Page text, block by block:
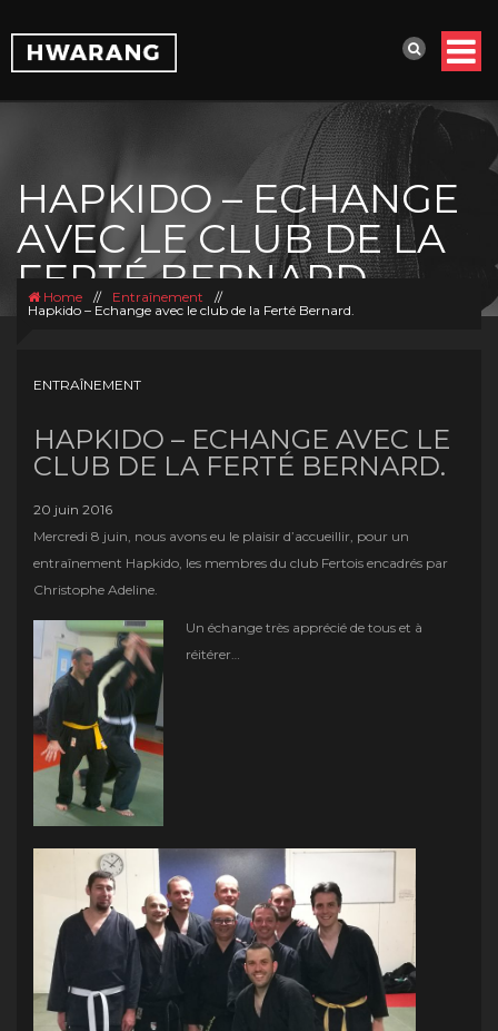
HAPKIDO – ECHANGE
AVEC LE CLUB DE LA
FERTÉ BERNARD.
Home // Entraînement
//
Hapkido – Echange avec le club de la Ferté Bernard.
ENTRAÎNEMENT
HAPKIDO – ECHANGE AVEC LE
CLUB DE LA FERTÉ BERNARD.
20 juin 2016
Mercredi 8 juin, nous avons eu le plaisir d’accueillir, pour un
entraînement Hapkido, les membres du club Fertois encadrés par
Christophe Adeline.
Un échange très apprécié de tous et à
réitérer…